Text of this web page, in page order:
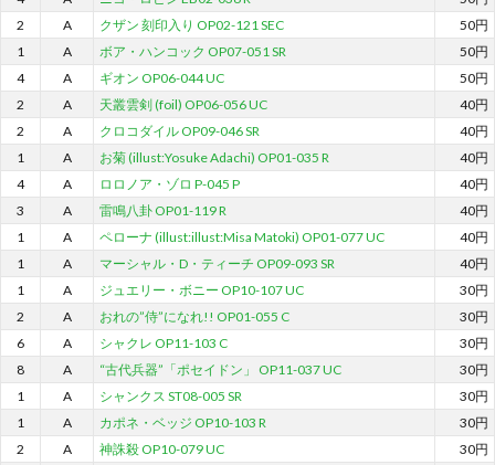
2
A クザン 刻印入り OP02-121 SEC
50円
1
A ボア・ハンコック OP07-051 SR
50円
4
A ギオン OP06-044 UC
50円
2
A 天叢雲剣 (foil) OP06-056 UC
40円
2
A クロコダイル OP09-046 SR
40円
1
A お菊 (illust:Yosuke Adachi) OP01-035 R
40円
4
A ロロノア・ゾロ P-045 P
40円
3
A 雷鳴八卦 OP01-119 R
40円
1
A ペローナ (illust:illust:Misa Matoki) OP01-077 UC
40円
1
A マーシャル・D・ティーチ OP09-093 SR
40円
1
A ジュエリー・ボニー OP10-107 UC
30円
2
A おれの”侍”になれ!! OP01-055 C
30円
6
A シャクレ OP11-103 C
30円
8
A “古代兵器”「ポセイドン」 OP11-037 UC
30円
1
A シャンクス ST08-005 SR
30円
1
A カポネ・ベッジ OP10-103 R
30円
2
A 神誅殺 OP10-079 UC
30円